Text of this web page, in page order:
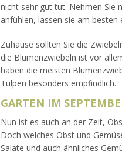
nicht sehr gut tut. Nehmen Sie
anfühlen, lassen sie am besten
Zuhause sollten Sie die
die Blumenzwiebeln ist vor
haben die meisten
Tulpen besonders empfindlich.
GARTEN IM
Nun ist es auch an der Zeit,
Doch welches Obst und
Salate und auch ähnliches